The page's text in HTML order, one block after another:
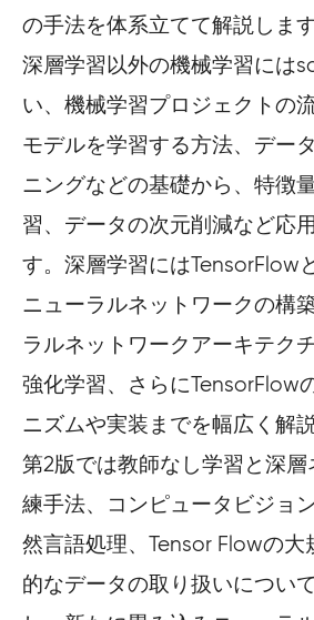
の手法を体系立てて解説します
深層学習以外の機械学習には
い、機械学習プロジェクトの
モデルを学習する方法、デー
ニングなどの基礎から、特徴
習、データの次元削減など応
す。深層学習にはTensorFlow
ニューラルネットワークの構
ラルネットワークアーキテク
強化学習、さらにTensorFlow
ニズムや実装までを幅広く解説
第2版では教師なし学習と深層
練手法、コンピュータビジョ
然言語処理、Tensor Flowの大
的なデータの取り扱いについ